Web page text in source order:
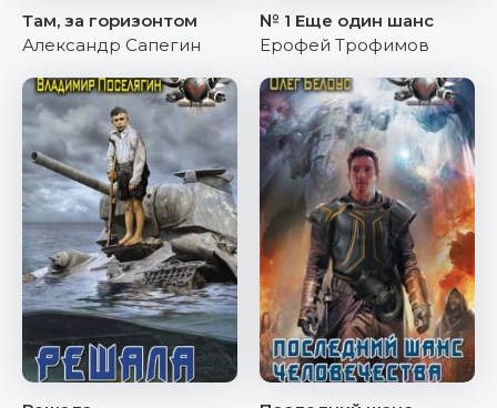
Там, за горизонтом
Александр Сапегин
№ 1 Еще один шанс
Ерофей Трофимов